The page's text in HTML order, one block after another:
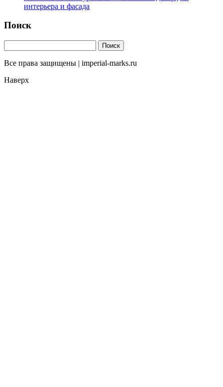
интерьера и фасада
Поиск
Все права защищены | imperial-marks.ru
Наверх